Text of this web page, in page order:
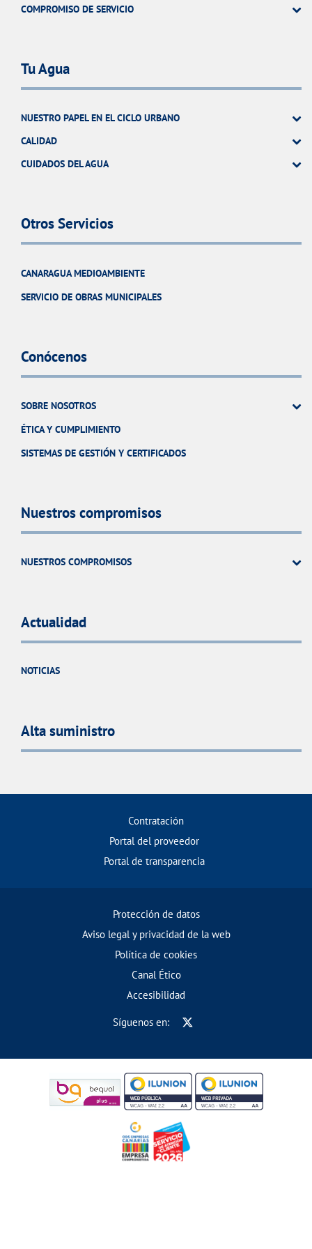
COMPROMISO DE SERVICIO
Tu Agua
NUESTRO PAPEL EN EL CICLO URBANO
CALIDAD
CUIDADOS DEL AGUA
Otros Servicios
CANARAGUA MEDIOAMBIENTE
SERVICIO DE OBRAS MUNICIPALES
Conócenos
SOBRE NOSOTROS
ÉTICA Y CUMPLIMIENTO
SISTEMAS DE GESTIÓN Y CERTIFICADOS
Nuestros compromisos
NUESTROS COMPROMISOS
Actualidad
NOTICIAS
Alta suministro
Contratación
Portal del proveedor
Portal de transparencia
Protección de datos
Aviso legal y privacidad de la web
Política de cookies
Canal Ético
Accesibilidad
Síguenos en: